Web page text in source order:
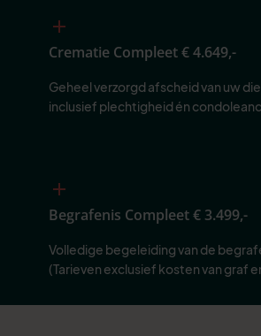
Crematie Compleet€ 4.649,-
Geheel verzorgd afscheid van uw
inclusief plechtigheid én
Begrafenis Compleet€ 3.499,-
Volledige begeleiding van de
(Tarieven exclusief kosten van graf